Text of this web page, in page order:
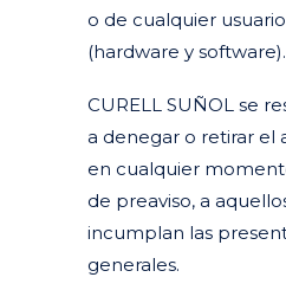
o de cualquier
(hardware y software).
CURELL SUÑOL se
a denegar o retirar el
en cualquier
de preaviso, a
incumplan las
generales.